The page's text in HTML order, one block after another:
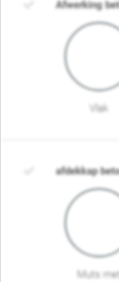
Afwerking
Vlak
afdekkap
Muts met